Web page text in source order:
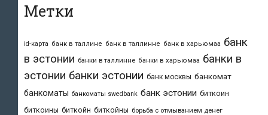
Метки
id-карта банк в таллине банк в таллинне банк в харьюмаа банк
в эстонии банки в таллинне банки в харьюмаа банки в
эстонии банки эстонии банк москвы банкомат
банкоматы банкоматы swedbank банк эстонии биткоин
биткоины биткойн биткойны борьба с отмыванием денег